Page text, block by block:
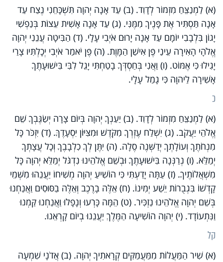
(א) לַמְנַצֵּחַ מִזְמוֹר לְדָוִד. (ב) עַד אָנָה יְהוָה תִּשְׁכָּחֵנִי נֶצַח עַד
אָנָה תַּסְתִּיר אֶת פָּנֶיךָ מִמֶּנִּי. (ג) עַד אָנָה אָשִׁית עֵצוֹת בְּנַפְשִׁי
יָגוֹן בִּלְבָבִי יוֹמָם עַד אָנָה יָרוּם אֹיְבִי עָלָי. (ד) הַבִּיטָה עֲנֵנִי יְהוָה
אֱלֹהָי הָאִירָה עֵינַי פֶּן אִישַׁן הַמָּוֶת. (ה) פֶּן יֹאמַר אֹיְבִי יְכָלְתִּיו צָרַי
יָגִילוּ כִּי אֶמּוֹט. (ו) וַאֲנִי בְּחַסְדְּךָ בָטַחְתִּי יָגֵל לִבִּי בִּישׁוּעָתֶךָ
אָשִׁירָה לַיהוָה כִּי גָמַל עָלָי.
כ
(א) לַמְנַצֵּחַ מִזְמוֹר לְדָוִד. (ב) יַעַנְךָ יְהוָה בְּיוֹם צָרָה יְשַׂגֶּבְךָ שֵׁם
אֱלֹהֵי יַעֲקֹב. (ג) יִשְׁלַח עֶזְרְךָ מִקֹּדֶשׁ וּמִצִּיּוֹן יִסְעָדֶךָּ. (ד) יִזְכֹּר כָּל
מִנְחֹתֶךָ וְעוֹלָתְךָ יְדַשְּׁנֶה סֶלָה. (ה) יִתֶּן לְךָ כִלְבָבֶךָ וְכָל עֲצָתְךָ
יְמַלֵּא. (ו) נְרַנְּנָה בִּישׁוּעָתֶךָ וּבְשֵׁם אֱלֹהֵינוּ נִדְגֹּל יְמַלֵּא יְהוָה כָּל
מִשְׁאֲלוֹתֶיךָ. (ז) עַתָּה יָדַעְתִּי כִּי הוֹשִׁיעַ יְהוָה מְשִׁיחוֹ יַעֲנֵהוּ מִשְּׁמֵי
קָדְשׁוֹ בִּגְבֻרוֹת יֵשַׁע יְמִינוֹ. (ח) אֵלֶּה בָרֶכֶב וְאֵלֶּה בַסּוּסִים וַאֲנַחְנוּ
בְּשֵׁם יְהוָה אֱלֹהֵינוּ נַזְכִּיר. (ט) הֵמָּה כָּרְעוּ וְנָפָלוּ וַאֲנַחְנוּ קַּמְנוּ
וַנִּתְעוֹדָד. (י) יְהוָה הוֹשִׁיעָה הַמֶּלֶךְ יַעֲנֵנוּ בְיוֹם קָרְאֵנוּ.
קל
(א) שִׁיר הַמַּעֲלוֹת מִמַּעֲמַקִּים קְרָאתִיךָ יְהוָה. (ב) אֲדֹנָי שִׁמְעָה